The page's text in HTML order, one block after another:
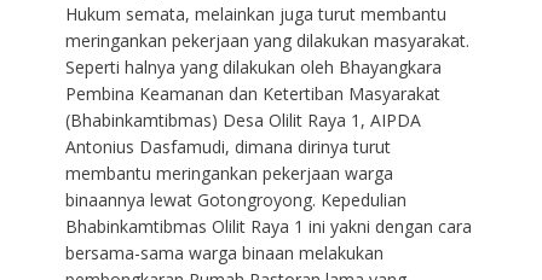
Hukum semata, melainkan juga turut membantu
meringankan pekerjaan yang dilakukan masyarakat.
Seperti halnya yang dilakukan oleh Bhayangkara
Pembina Keamanan dan Ketertiban Masyarakat
(Bhabinkamtibmas) Desa Olilit Raya 1, AIPDA
Antonius Dasfamudi, dimana dirinya turut
membantu meringankan pekerjaan warga
binaannya lewat Gotongroyong. Kepedulian
Bhabinkamtibmas Olilit Raya 1 ini yakni dengan cara
bersama-sama warga binaan melakukan